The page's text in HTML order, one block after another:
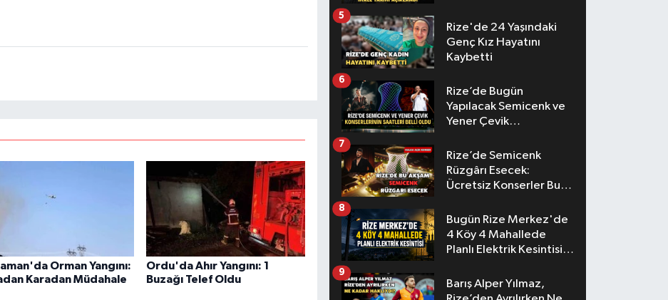
Orman Yangını:
Karadan Müdahale
Ordu'da Ahır Yangını: 1
Buzağı Telef Oldu
Rize'de 24 Yaşındaki
Genç Kız Hayatını
Kaybetti
5
Rize’de Bugün
Yapılacak Semicenk ve
Yener Çevik
Belli Oldu
6
Rize’de Semicenk
Rüzgârı Esecek:
Ücretsiz Konserler Bu
7
Bugün Rize Merkez'de
4 Köy 4 Mahallede
Planlı Elektrik Kesintisi
8
Barış Alper Yılmaz,
9